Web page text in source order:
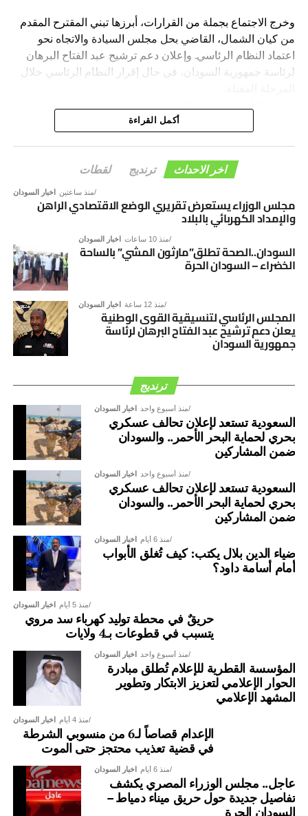
وخرج الاجتماع بجملة من القرارات، أبرزها تبني المقترح المقدم
من كيان الشمال، القاضي بحل مجلس السيادة والاتجاه نحو
اعتماد النظام الرئاسي. وإعلان دعم ترشيح عبد الفتاح البرهان
لرئاسة جمهورية السودان، في حال إقرار النظام الرئاسي خلال
الوطنية بمدينة الخرطوم خلال الفترة المقبلة.
وأكد المجلس الرئاسي، أن هذه القرارات تأتي في إطار رؤية
التنسيقية الرامية إلى دعم الاستقرار السياسي، وترسيخ
السوداني، بما يفضي إلى توافق وطني شامل يؤسس لمرحلة
جديدة من الأمن والاستقرار والتنمية.
أكمل القراءة
اخر الاحداث ترنديج لقطات
اخبار السودان منذ ساعتين
مجلس الوزراء يستعرض تقريري الوضع الاقتصادي الراهن
والإمداد الكهربائي بالبلاد
اخبار السودان منذ 10 ساعات
السودان..الصحة تطلق”مارثون المشي” بالساحة
الخضراء – السودان الحرة
اخبار السودان منذ 12 ساعة
المجلس الرئاسي لتنسيقية القوى الوطنية
يعلن دعم ترشيح عبد الفتاح البرهان لرئاسة
جمهورية السودان
ترنديج
اخبار السودان منذ أسبوع واحد
السعودية تستعد لإعلان تحالف عسكري
بحري لحماية البحر الأحمر.. والسودان
ضمن المشاركين
اخبار السودان منذ أسبوع واحد
السعودية تستعد لإعلان تحالف عسكري
بحري لحماية البحر الأحمر.. والسودان
ضمن المشاركين
اخبار السودان منذ 6 أيام
ضياء الدين بلال يكتب: كيف تُغلق الأبواب
أمام أسامة داود؟
اخبار السودان منذ 5 أيام
حريقٌ في محطة توليد كهرباء سد مروي
يتسبب في قطوعات بـ4 ولايات
اخبار السودان منذ أسبوع واحد
المؤسسة القطرية للإعلام تُطلق مبادرة
الحوار الإعلامي لتعزيز الابتكار وتطوير
المشهد الإعلامي
اخبار السودان منذ 4 أيام
الإعدام قصاصاً لـ6 من منسوبي الشرطة
في قضية تعذيب محتجز حتى الموت
اخبار السودان منذ 6 أيام
عاجل.. مجلس الوزراء المصري يكشف
تفاصيل جديدة حول حريق ميناء دمياط –
السودان الحرة